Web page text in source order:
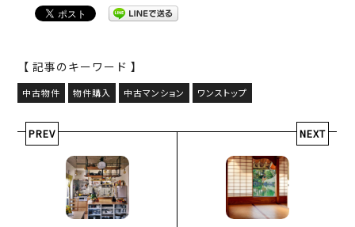
【 記事のキーワード 】
中古物件 物件購入 中古マンション ワンストップ
PREV NEXT